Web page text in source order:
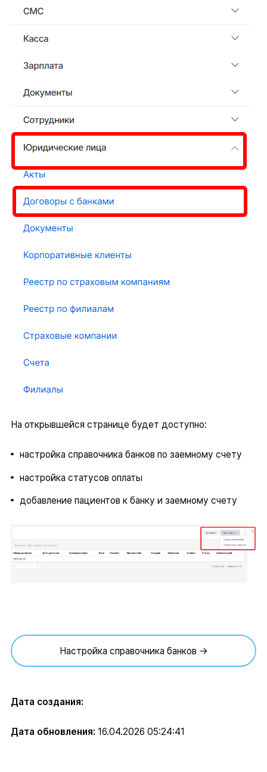
На открывшейся странице будет доступно:
настройка справочника банков по заемному счету
настройка статусов оплаты
добавление пациентов к банку и заемному счету
Настройка справочника банков →
Дата создания:
Дата обновления: 16.04.2026 05:24:41